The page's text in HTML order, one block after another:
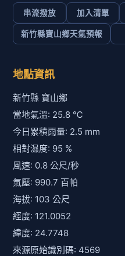
串流撥放 加入清單
新竹縣寶山鄉天氣預報
地點資訊
新竹縣 寶山鄉
當地氣溫: 25.8 ℃
今日累積雨量: 2.5 mm
相對濕度: 95 %
風速: 0.8 公尺/秒
氣壓: 990.7 百帕
海拔: 103 公尺
經度: 121.0052
緯度: 24.7748
來源原始識別碼: 4569